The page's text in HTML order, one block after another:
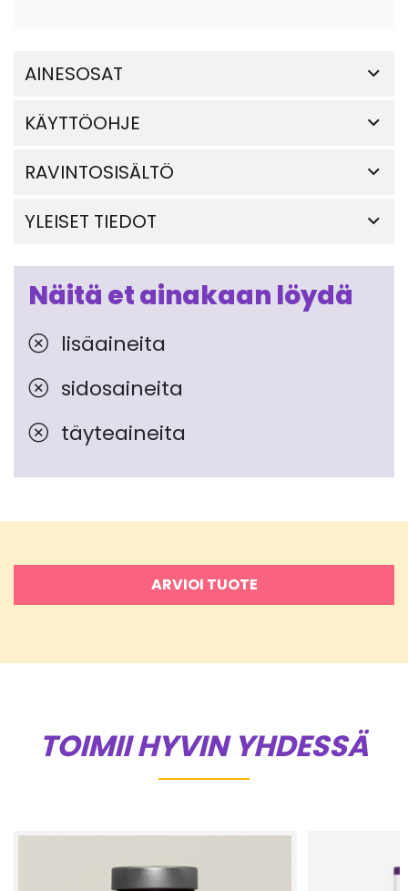
AINESOSAT
KÄYTTÖOHJE
RAVINTOSISÄLTÖ
YLEISET TIEDOT
Näitä et ainakaan löydä
lisäaineita
sidosaineita
täyteaineita
ARVIOI TUOTE
TOIMII HYVIN YHDESSÄ